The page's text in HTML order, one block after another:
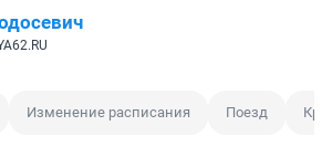
Изменение расписания Поезд